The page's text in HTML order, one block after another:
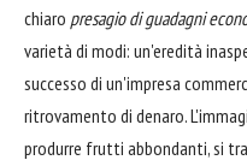
chiaro presagio di guadagni
varietà di modi: un'eredità
successo di un'impresa
ritrovamento di denaro.
produrre frutti abbondanti, si